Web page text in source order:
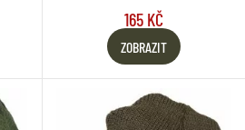
165 KČ
ZOBRAZIT